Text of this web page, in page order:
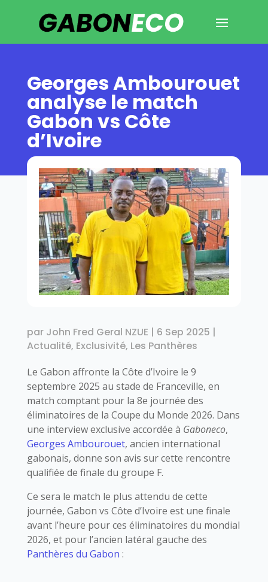
Georges Ambourouet
analyse le match
Gabon vs Côte
d’Ivoire
par John Fred Geral NZUE | 6 Sep 2025 |
Actualité, Exclusivité, Les Panthères
Le Gabon affronte la Côte d’Ivoire le 9
septembre 2025 au stade de Franceville, en
match comptant pour la 8e journée des
éliminatoires de la Coupe du Monde 2026. Dans
une interview exclusive accordée à Gaboneco,
Georges Ambourouet, ancien international
gabonais, donne son avis sur cette rencontre
qualifiée de finale du groupe F.
Ce sera le match le plus attendu de cette
journée, Gabon vs Côte d’Ivoire est une finale
avant l’heure pour ces éliminatoires du mondial
2026, et pour l’ancien latéral gauche des
Panthères du Gabon :